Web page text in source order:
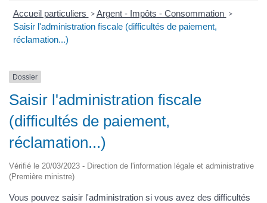
Accueil particuliers > Argent - Impôts - Consommation >
Saisir l'administration fiscale (difficultés de paiement,
réclamation...)
Dossier
Saisir l'administration fiscale
(difficultés de paiement,
réclamation...)
Vérifié le 20/03/2023 - Direction de l'information légale et administrative
(Première ministre)
Vous pouvez saisir l'administration si vous avez des difficultés